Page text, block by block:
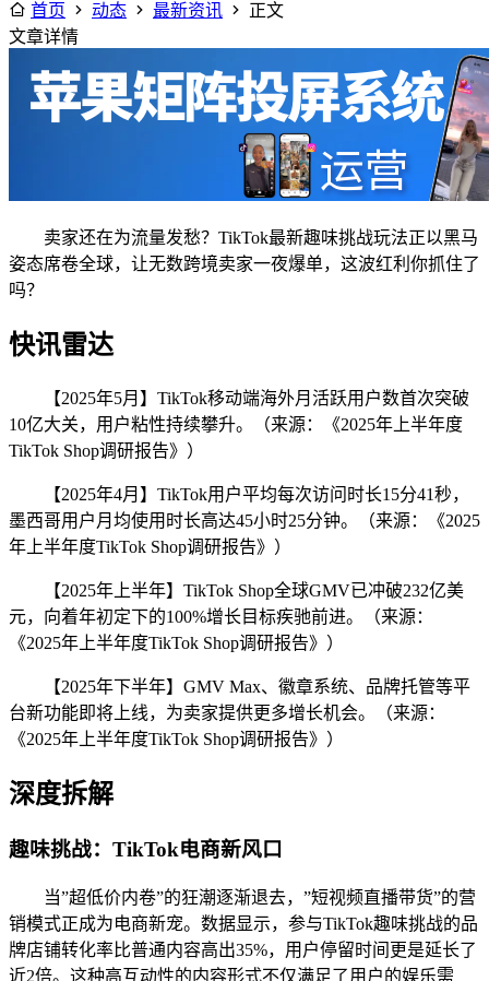
首页
动态 最新资讯
正文
文章详情
卖家还在为流量发愁？TikTok最新趣味挑战玩法正以黑马
姿态席卷全球，让无数跨境卖家一夜爆单，这波红利你抓住了
吗？
快讯雷达
【2025年5月】TikTok移动端海外月活跃用户数首次突破
10亿大关，用户粘性持续攀升。（来源：《2025年上半年度
TikTok Shop调研报告》）
【2025年4月】TikTok用户平均每次访问时长15分41秒，
墨西哥用户月均使用时长高达45小时25分钟。（来源：《2025
年上半年度TikTok Shop调研报告》）
【2025年上半年】TikTok Shop全球GMV已冲破232亿美
元，向着年初定下的100%增长目标疾驰前进。（来源：
《2025年上半年度TikTok Shop调研报告》）
【2025年下半年】GMV Max、徽章系统、品牌托管等平
台新功能即将上线，为卖家提供更多增长机会。（来源：
《2025年上半年度TikTok Shop调研报告》）
深度拆解
趣味挑战：TikTok电商新风口
当”超低价内卷”的狂潮逐渐退去，”短视频直播带货”的营
销模式正成为电商新宠。数据显示，参与TikTok趣味挑战的品
牌店铺转化率比普通内容高出35%，用户停留时间更是延长了
近2倍。这种高互动性的内容形式不仅满足了用户的娱乐需